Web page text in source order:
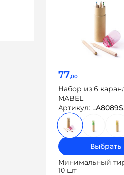
77,00
Набор из 6
MABEL
Артикул:
Выбрать
Минимальный
10 шт